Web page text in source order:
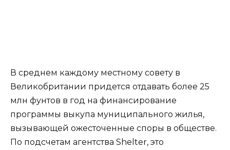
В среднем каждому местному совету в
Великобритании придется отдавать более 25
млн фунтов в год на финансирование
программы выкупа муниципального жилья,
вызывающей ожесточенные споры в обществе.
По подсчетам агентства Shelter, это